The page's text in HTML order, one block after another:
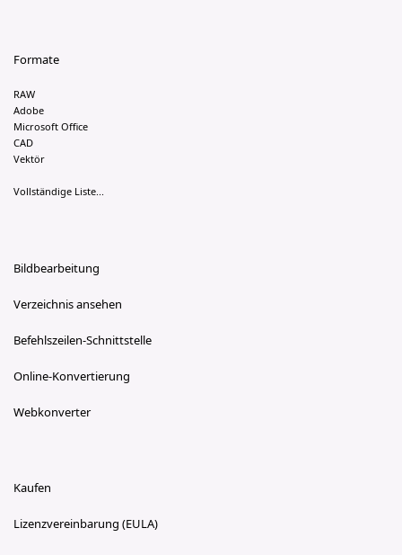
Formate
RAW
Adobe
Microsoft Office
CAD
Vektör
Vollständige Liste...
Bildbearbeitung
Verzeichnis ansehen
Befehlszeilen-Schnittstelle
Online-Konvertierung
Webkonverter
Kaufen
Lizenzvereinbarung (EULA)